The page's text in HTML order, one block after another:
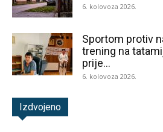
6. kolovoza 2026.
Sportom protiv
trening na
prije...
6. kolovoza 2026.
Izdvojeno